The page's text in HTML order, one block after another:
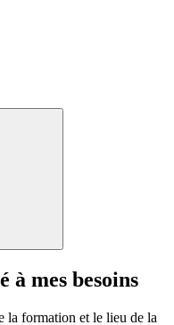
à mes besoins
la formation et le lieu de la